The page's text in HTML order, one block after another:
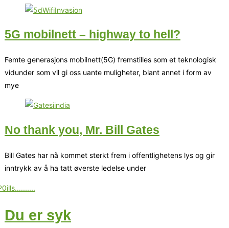
5G mobilnett – highway to hell?
Femte generasjons mobilnett(5G) fremstilles som et teknologisk
vidunder som vil gi oss uante muligheter, blant annet i form av
mye
No thank you, Mr. Bill Gates
Bill Gates har nå kommet sterkt frem i offentlighetens lys og gir
inntrykk av å ha tatt øverste ledelse under
Du er syk